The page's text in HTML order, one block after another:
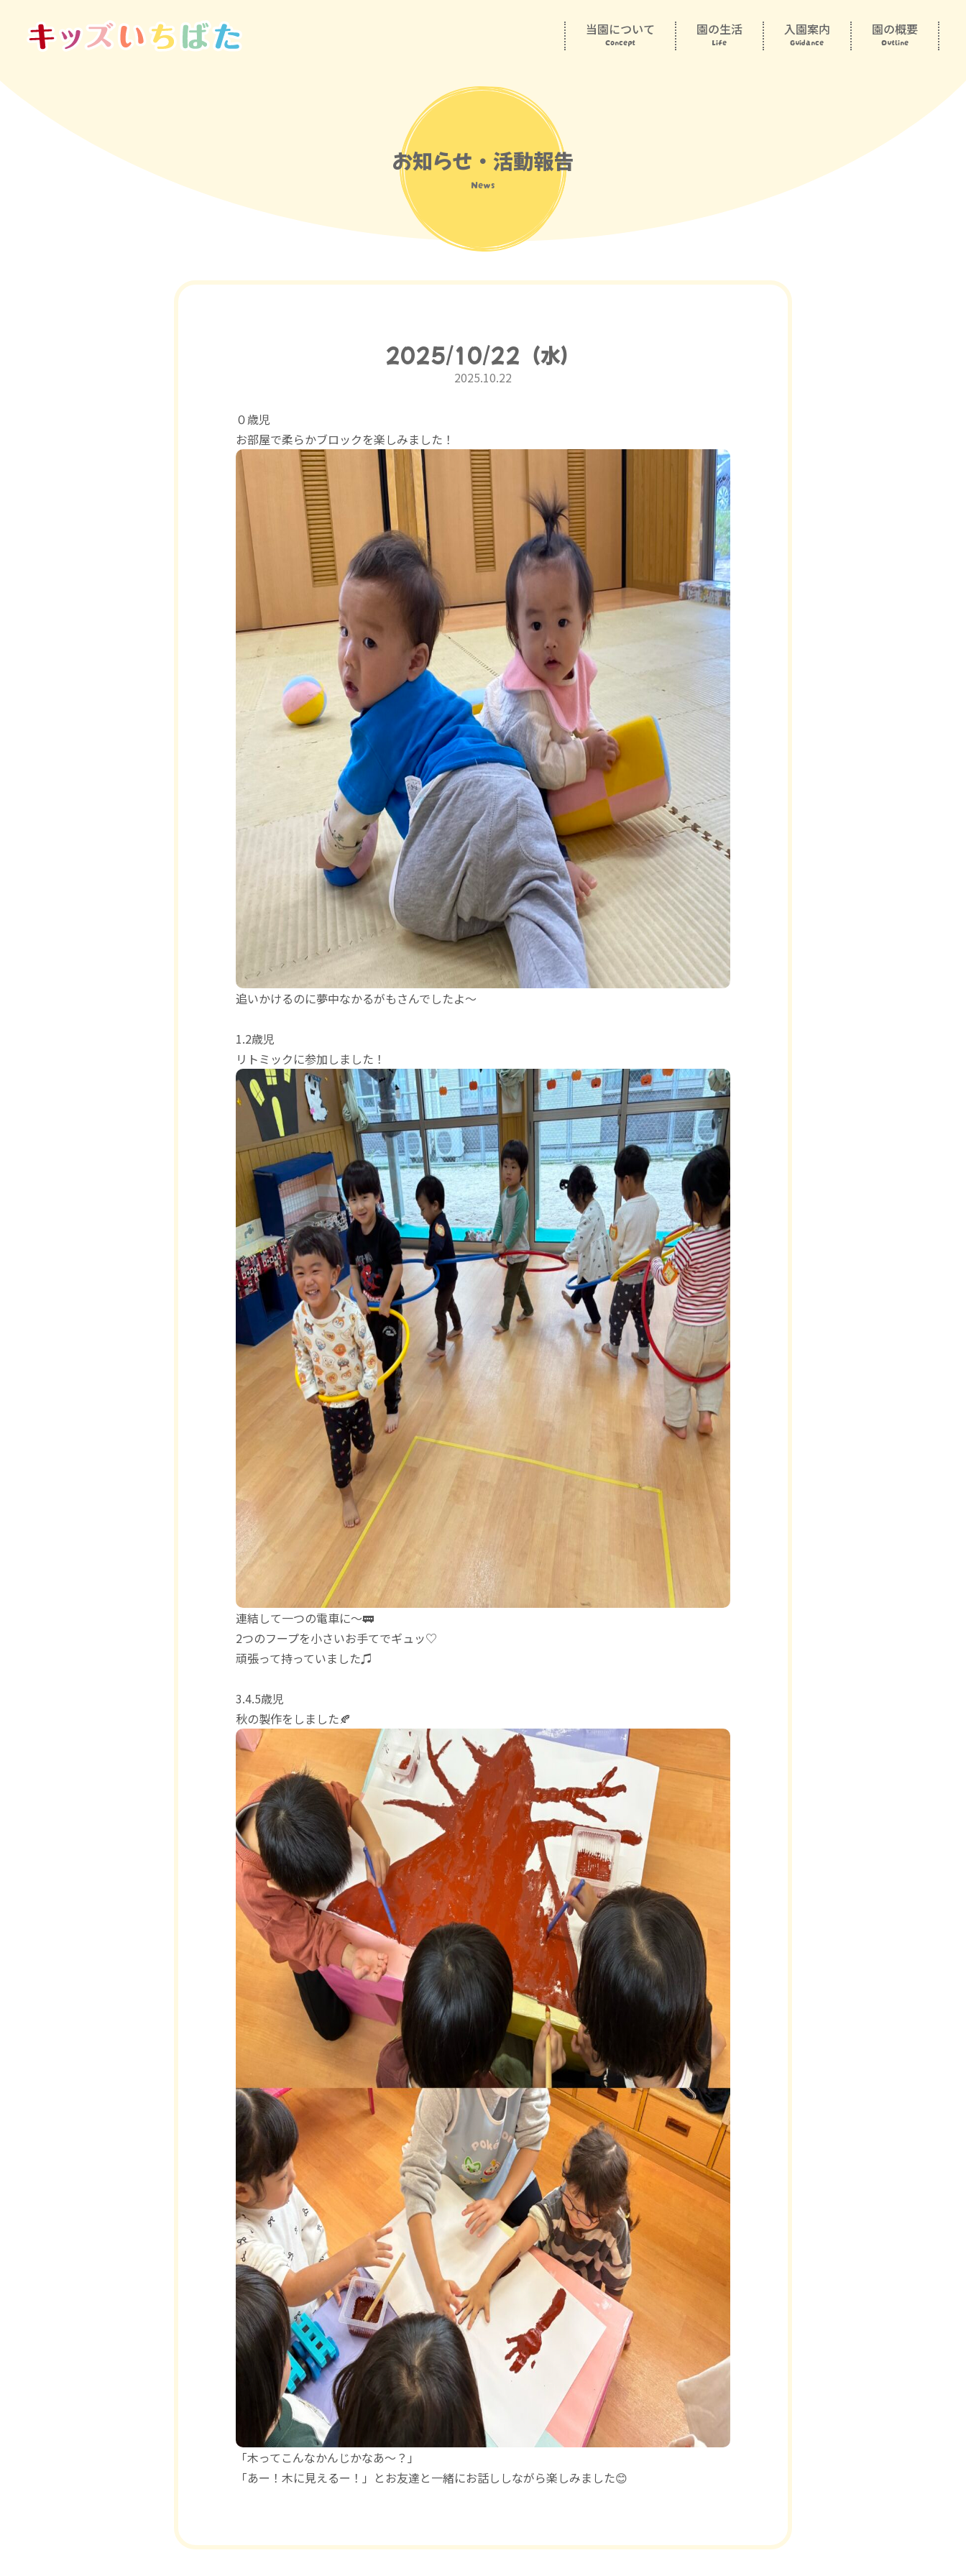
当園について
Concept
園の生活
Life
入園案内
Guidance
園の概要
Outline
お知らせ・活動報告
News
2025/10/22（水）
2025.10.22
０歳児
お部屋で柔らかブロックを楽しみました！
追いかけるのに夢中なかるがもさんでしたよ〜
1.2歳児
リトミックに参加しました！
連結して一つの電車に〜🚃
2つのフープを小さいお手てでギュッ♡
頑張って持っていました♫
3.4.5歳児
秋の製作をしました🍂
「木ってこんなかんじかなあ〜？」
「あー！木に見えるー！」とお友達と一緒にお話ししながら楽しみました😊